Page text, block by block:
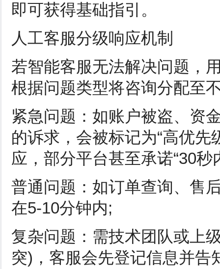
即可获得基础指引。
人工客服分级响应机制
若智能客服无法解决问题，
根据问题类型将咨询分配至
紧急问题：如账户被盗、资
的诉求，会被标记为“高优先
应，部分平台甚至承诺“30秒
普通问题：如订单查询、售
在5-10分钟内;
复杂问题：需技术团队或上
突)，客服会先登记信息并告